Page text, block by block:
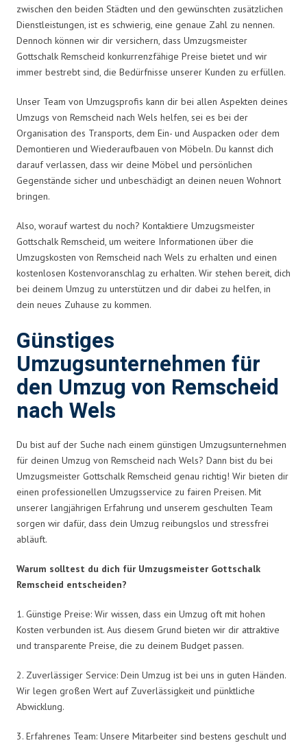
zwischen den beiden Städten und den gewünschten zusätzlichen
Dienstleistungen, ist es schwierig, eine genaue Zahl zu nennen.
Dennoch können wir dir versichern, dass Umzugsmeister
Gottschalk Remscheid konkurrenzfähige Preise bietet und wir
immer bestrebt sind, die Bedürfnisse unserer Kunden zu erfüllen.
Unser Team von Umzugsprofis kann dir bei allen Aspekten deines
Umzugs von Remscheid nach Wels helfen, sei es bei der
Organisation des Transports, dem Ein- und Auspacken oder dem
Demontieren und Wiederaufbauen von Möbeln. Du kannst dich
darauf verlassen, dass wir deine Möbel und persönlichen
Gegenstände sicher und unbeschädigt an deinen neuen Wohnort
bringen.
Also, worauf wartest du noch? Kontaktiere Umzugsmeister
Gottschalk Remscheid, um weitere Informationen über die
Umzugskosten von Remscheid nach Wels zu erhalten und einen
kostenlosen Kostenvoranschlag zu erhalten. Wir stehen bereit, dich
bei deinem Umzug zu unterstützen und dir dabei zu helfen, in
dein neues Zuhause zu kommen.
Günstiges
Umzugsunternehmen für
den Umzug von Remscheid
nach Wels
Du bist auf der Suche nach einem günstigen Umzugsunternehmen
für deinen Umzug von Remscheid nach Wels? Dann bist du bei
Umzugsmeister Gottschalk Remscheid genau richtig! Wir bieten dir
einen professionellen Umzugsservice zu fairen Preisen. Mit
unserer langjährigen Erfahrung und unserem geschulten Team
sorgen wir dafür, dass dein Umzug reibungslos und stressfrei
abläuft.
Warum solltest du dich für Umzugsmeister Gottschalk
Remscheid entscheiden?
1. Günstige Preise: Wir wissen, dass ein Umzug oft mit hohen
Kosten verbunden ist. Aus diesem Grund bieten wir dir attraktive
und transparente Preise, die zu deinem Budget passen.
2. Zuverlässiger Service: Dein Umzug ist bei uns in guten Händen.
Wir legen großen Wert auf Zuverlässigkeit und pünktliche
Abwicklung.
3. Erfahrenes Team: Unsere Mitarbeiter sind bestens geschult und